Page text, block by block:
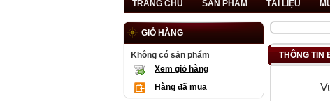
TRANG CHỦ SẢN PHẨM TÀI LIỆU
THÔNG TIN
GIỎ HÀNG
Không có sản phẩm
Xem giỏ hàng
Hàng đã mua